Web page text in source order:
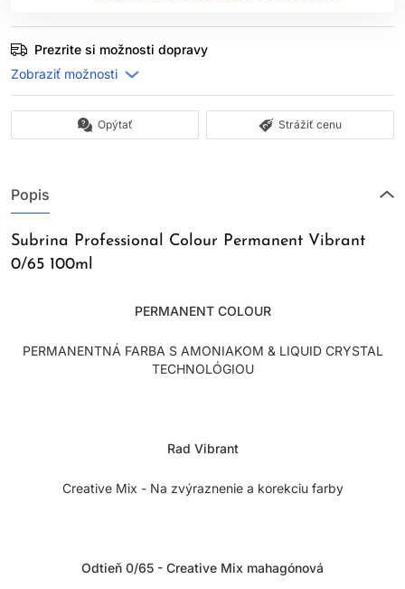
Prezrite si možnosti dopravy
Opýtať Strážiť cenu
Popis
Subrina Professional Colour Permanent Vibrant
0/65 100ml
PERMANENT COLOUR
PERMANENTNÁ FARBA S AMONIAKOM & LIQUID CRYSTAL
TECHNOLÓGIOU
Rad Vibrant
Creative Mix - Na zvýraznenie a korekciu farby
Odtieň 0/65 - Creative Mix mahagónová